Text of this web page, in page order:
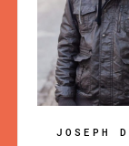
JOSEPH